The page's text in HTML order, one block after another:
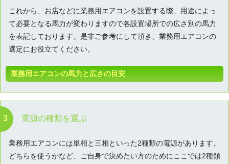
これから、お店などに業務用エアコンを設置する際、用途によっ
て必要となる馬力が変わりますので各設置場所での広さ別の馬力
を表記しております。是非ご参考にして頂き、業務用エアコンの
選定にお役立てください。
業務用エアコンの馬力と広さの目安
電源の種類を選ぶ
業務用エアコンには単相と三相といった2種類の電源があります。
どちらを使うかなど、ご自身で決めたい方のためにここでは2種類
メールアドレス